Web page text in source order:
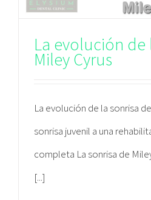
La evolución de
Miley Cyrus
La evolución de la sonrisa
sonrisa juvenil a una
completa La sonrisa de
[...]